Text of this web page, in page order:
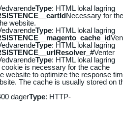
Type: HTML lokal lagring
Necessary for the
website.
Type: HTML lokal lagring
Type: HTML lokal lagring
Venter
Type: HTML lokal lagring
cookie is necessary for the cache
website to optimize the response
The cache is usually stored on
dagerType: HTTP-